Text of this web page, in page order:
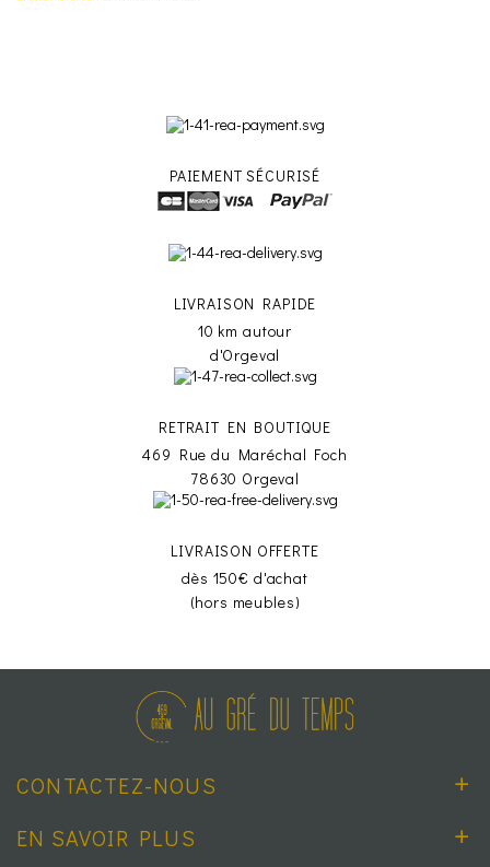
PAIEMENT SÉCURISÉ
LIVRAISON RAPIDE
10 km autour
d'Orgeval
RETRAIT EN BOUTIQUE
469 Rue du Maréchal Foch
78630 Orgeval
LIVRAISON OFFERTE
dès 150€ d'achat
(hors meubles)
CONTACTEZ-NOUS
EN SAVOIR PLUS